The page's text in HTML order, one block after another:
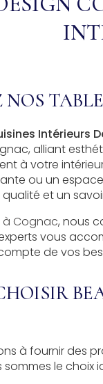
NOS
Intérieurs
alliant
à votre
ou un
et un
à Cognac, nous
vous
de vos
à fournir des
le choix